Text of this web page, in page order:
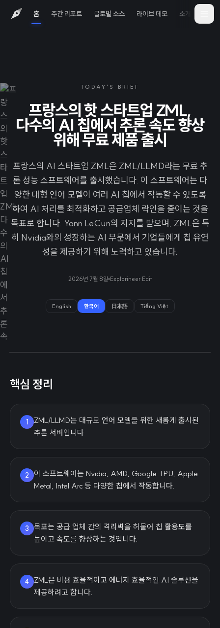
홈 주간 리포트 글로벌 소스 라이브 데모 소개
TODAY'S BRIEF
프랑스의 핫 스타트업 ZML,
다수의 AI 칩에서 추론 속도 향상
위해 무료 제품 출시
프랑스의 AI 스타트업 ZML은 ZML/LLMD라는 무료 추
론 성능 소프트웨어를 출시했습니다. 이 소프트웨어는 다
양한 대형 언어 모델이 여러 AI 칩에서 작동할 수 있도록
하여 AI 처리를 최적화하고 공급업체 락인을 줄이는 것을
목표로 합니다. Yann LeCun의 지지를 받으며, ZML은 특
히 Nvidia와의 성장하는 AI 부문에서 기업들에게 칩 유연
성을 제공하기 위해 노력하고 있습니다.
2026년 7월 8일 Explorineer Edit
English 한국어 日本語 Tiếng Việt
핵심 정리
1
ZML/LLMD는 대규모 언어 모델을 위한 새롭게 출시된
추론 서버입니다.
2
이 소프트웨어는 Nvidia, AMD, Google TPU, Apple
Metal, Intel Arc 등 다양한 칩에서 작동합니다.
3
목표는 공급 업체 간의 격리벽을 허물어 칩 활용도를
높이고 속도를 향상하는 것입니다.
4
ZML은 비용 효율적이고 에너지 효율적인 AI 솔루션을
제공하려고 합니다.